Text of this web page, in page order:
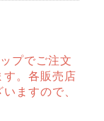
プでご注文
す。各販売店
ますので、